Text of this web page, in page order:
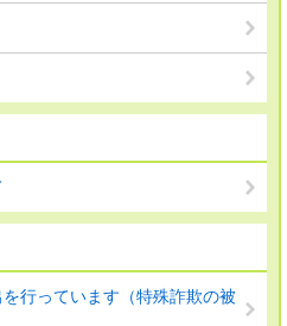
行っています（特殊詐欺の被